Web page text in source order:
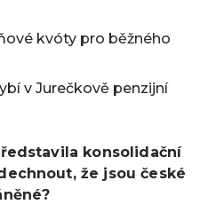
kvóty pro běžného
v Jurečkově penzijní
konsolidační
že jsou české